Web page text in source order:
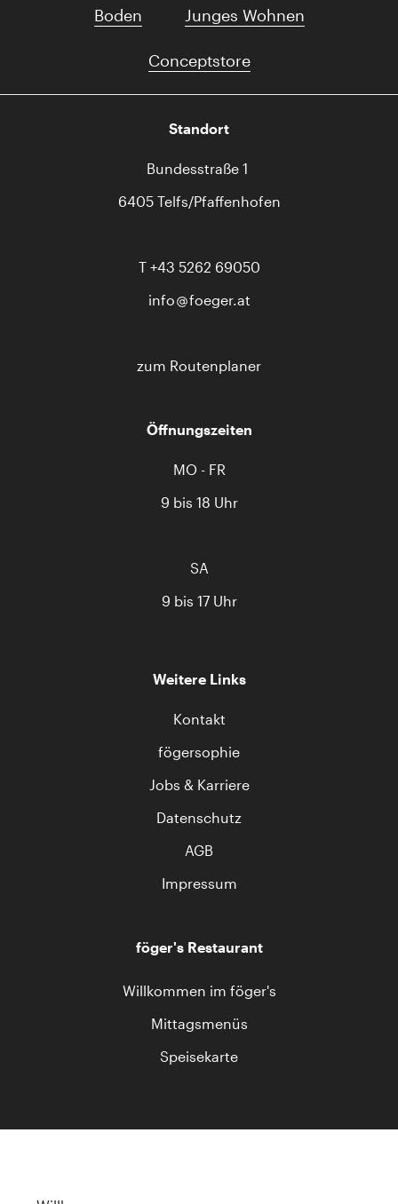
Boden Junges Wohnen
Conceptstore
Standort
Bundesstraße 1
6405 Telfs/Pfaffenhofen
T +43 5262 69050
info
foeger.at
zum Routenplaner
Öffnungszeiten
MO - FR
9 bis 18 Uhr
SA
9 bis 17 Uhr
Weitere Links
Kontakt
fögersophie
Jobs & Karriere
Datenschutz
AGB
Impressum
föger's Restaurant
Willkommen im föger's
Mittagsmenüs
Speisekarte